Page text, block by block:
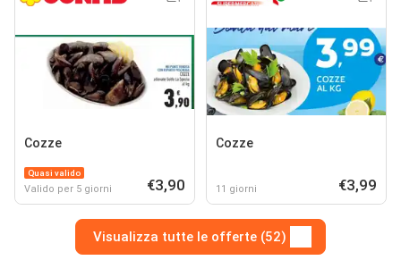
Cozze
Quasi valido
Valido per 5 giorni €3,90
Cozze
11 giorni €3,99
Visualizza tutte le offerte (52)